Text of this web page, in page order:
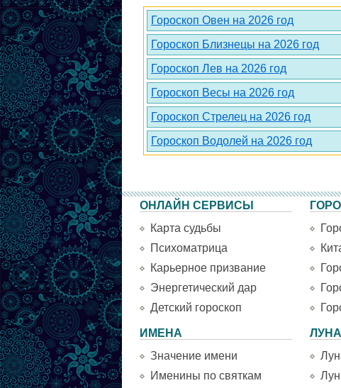
Гороскоп Овен на 2026 год
Гороскоп Близнецы на 2026 год
Гороскоп Лев на 2026 год
Гороскоп Весы на 2026 год
Гороскоп Стрелец на 2026 год
Гороскоп Водолей на 2026 год
ОНЛАЙН СЕРВИСЫ
Карта судьбы
Психоматрица
Карьерное призвание
Энергетический дар
Детский гороскоп
ИМЕНА
Значение имени
Именины по святкам
ЛУНА